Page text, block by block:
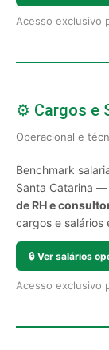
Acesso exclusivo
⚙️ Cargos e
Operacional e
Benchmark
Santa Catarina
de RH e
cargos e salários
🔒 Ver salários
Acesso exclusivo